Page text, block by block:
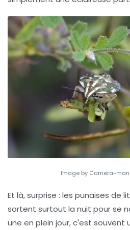
Image by Camera-man
Et là, surprise : les punaises de
sortent surtout la nuit pour se
une en plein jour, c'est souvent